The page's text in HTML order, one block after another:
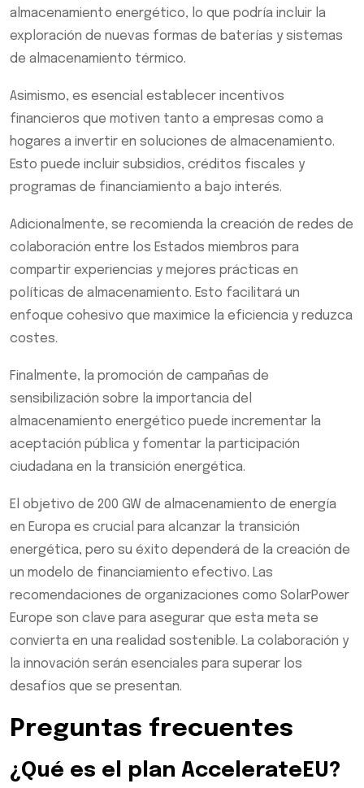
almacenamiento energético, lo que podría incluir la
exploración de nuevas formas de baterías y sistemas
de almacenamiento térmico.
Asimismo, es esencial establecer incentivos
financieros que motiven tanto a empresas como a
hogares a invertir en soluciones de almacenamiento.
Esto puede incluir subsidios, créditos fiscales y
programas de financiamiento a bajo interés.
Adicionalmente, se recomienda la creación de redes de
colaboración entre los Estados miembros para
compartir experiencias y mejores prácticas en
políticas de almacenamiento. Esto facilitará un
enfoque cohesivo que maximice la eficiencia y reduzca
costes.
Finalmente, la promoción de campañas de
sensibilización sobre la importancia del
almacenamiento energético puede incrementar la
aceptación pública y fomentar la participación
ciudadana en la transición energética.
El objetivo de 200 GW de almacenamiento de energía
en Europa es crucial para alcanzar la transición
energética, pero su éxito dependerá de la creación de
un modelo de financiamiento efectivo. Las
recomendaciones de organizaciones como SolarPower
Europe son clave para asegurar que esta meta se
convierta en una realidad sostenible. La colaboración y
la innovación serán esenciales para superar los
desafíos que se presentan.
Preguntas frecuentes
¿Qué es el plan AccelerateEU?